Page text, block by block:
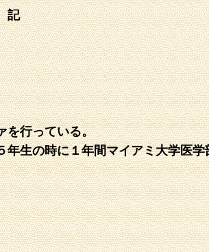
３１日 記
を行っている。
生の時に１年間マイアミ大学医